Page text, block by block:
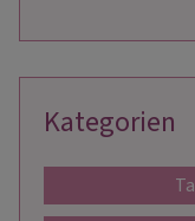
Kategorien